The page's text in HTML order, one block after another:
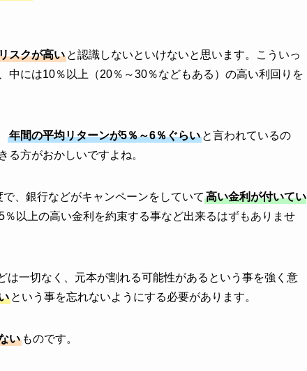
スクが高い と認識しないといけないと思います。こういっ
中には10％以上（20％～30％などもある）の高い利回りを
年間の平均リターンが5％～6％ぐらい と言われているの
る方がおかしいですよね。
、銀行などがキャンペーンをしていて 高い金利が付いてい
％以上の高い金利を約束する事など出来るはずもありませ
一切なく、元本が割れる可能性があるという事を強く意
という事を忘れないようにする必要があります。
い ものです。